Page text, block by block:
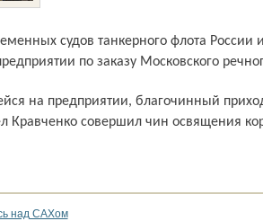
по заказу Московского
Кравченко совершил чин освящения
над САХом